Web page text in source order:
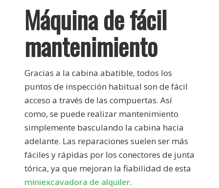
Máquina de fácil
mantenimiento
Gracias a la cabina abatible, todos los
puntos de inspección habitual son de fácil
acceso a través de las compuertas. Así
como, se puede realizar mantenimiento
simplemente basculando la cabina hacia
adelante. Las reparaciones suelen ser más
fáciles y rápidas por los conectores de junta
tórica, ya que mejoran la fiabilidad de esta
miniexcavadora de alquiler.